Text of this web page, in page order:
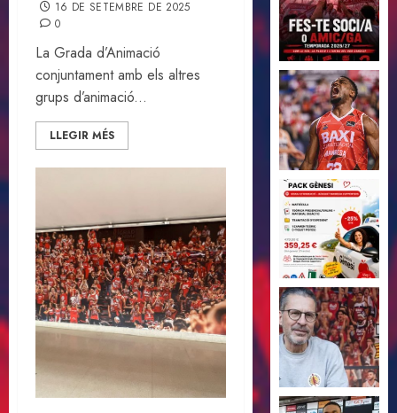
16 DE SETEMBRE DE 2025
0
La Grada d’Animació
conjuntament amb els altres
grups d’animació...
LLEGIR MÉS